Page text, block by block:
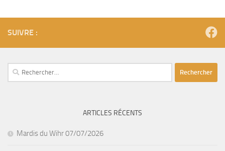
SUIVRE :
Rechercher :
ARTICLES RÉCENTS
Mardis du Wihr 07/07/2026